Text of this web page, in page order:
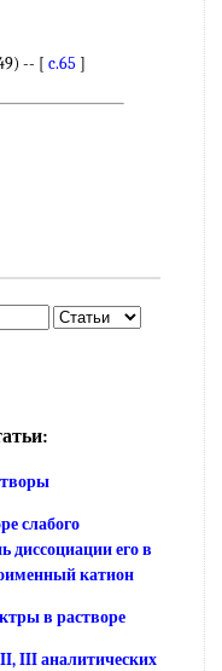
-- [ c.65 ]
слабого
диссоциации его в
катион
в растворе
III аналитических